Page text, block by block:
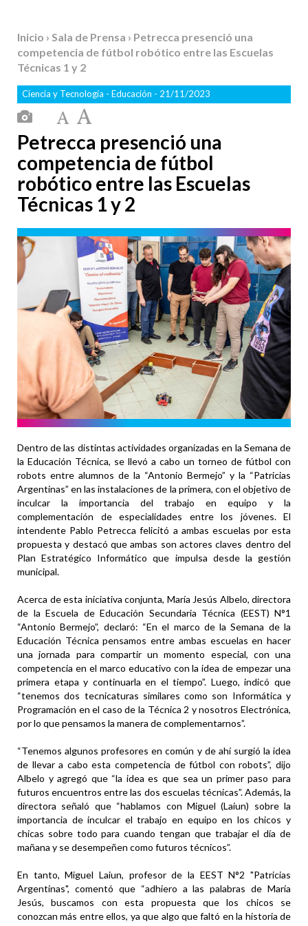
Inicio › Sala de Prensa › Petrecca presenció una
competencia de fútbol robótico entre las Escuelas
Técnicas 1 y 2
Ciencia y Tecnología - Educación - 21/11/2023
Petrecca presenció una
competencia de fútbol
robótico entre las Escuelas
Técnicas 1 y 2
Dentro de las distintas actividades organizadas en la Semana de
la Educación Técnica, se llevó a cabo un torneo de fútbol con
robots entre alumnos de la “Antonio Bermejo” y la “Patricias
Argentinas” en las instalaciones de la primera, con el objetivo de
inculcar la importancia del trabajo en equipo y la
complementación de especialidades entre los jóvenes. El
intendente Pablo Petrecca felicitó a ambas escuelas por esta
propuesta y destacó que ambas son actores claves dentro del
Plan Estratégico Informático que impulsa desde la gestión
municipal.
Acerca de esta iniciativa conjunta, María Jesús Albelo, directora
de la Escuela de Educación Secundaria Técnica (EEST) N°1
“Antonio Bermejo”, declaró: “En el marco de la Semana de la
Educación Técnica pensamos entre ambas escuelas en hacer
una jornada para compartir un momento especial, con una
competencia en el marco educativo con la idea de empezar una
primera etapa y continuarla en el tiempo”. Luego, indicó que
“tenemos dos tecnicaturas similares como son Informática y
Programación en el caso de la Técnica 2 y nosotros Electrónica,
por lo que pensamos la manera de complementarnos”.
“Tenemos algunos profesores en común y de ahí surgió la idea
de llevar a cabo esta competencia de fútbol con robots”, dijo
Albelo y agregó que “la idea es que sea un primer paso para
futuros encuentros entre las dos escuelas técnicas”. Además, la
directora señaló que “hablamos con Miguel (Laiun) sobre la
importancia de inculcar el trabajo en equipo en los chicos y
chicas sobre todo para cuando tengan que trabajar el día de
mañana y se desempeñen como futuros técnicos”.
En tanto, Miguel Laiun, profesor de la EEST N°2 "Patricias
Argentinas", comentó que “adhiero a las palabras de María
Jesús, buscamos con esta propuesta que los chicos se
conozcan más entre ellos, ya que algo que faltó en la historia de